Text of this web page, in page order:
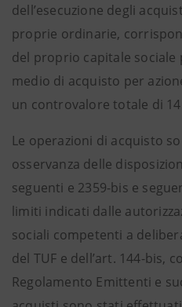
dell’esecuzione degli
proprie ordinarie,
del proprio capitale sociale
medio di acquisto per
un controvalore totale di
Le operazioni di acquisto
osservanza delle
seguenti e 2359-bis e
limiti indicati dalle
sociali competenti a
del TUF e dell’art. 144-bis,
Regolamento Emittenti e